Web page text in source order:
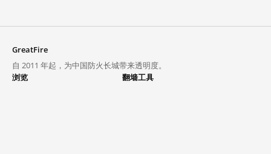
GreatFire
自 2011 年起，为中国防火长城带来透明度。
浏览
翻墙工具